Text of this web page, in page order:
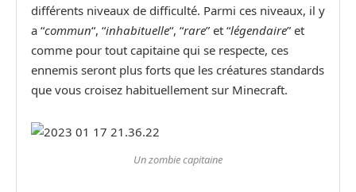
différents niveaux de difficulté. Parmi ces niveaux, il y
a “commun“, “inhabituelle“, “rare” et “légendaire” et
comme pour tout capitaine qui se respecte, ces
ennemis seront plus forts que les créatures standards
que vous croisez habituellement sur Minecraft.
Un zombie capitaine